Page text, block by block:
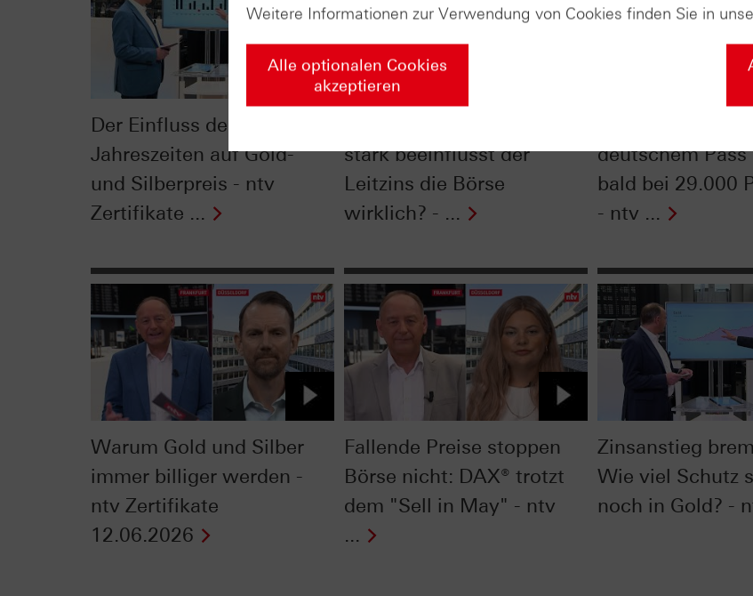
Der Einfluss der
Jahreszeiten auf Gold-
und Silberpreis - ntv
Zertifikate ...
stark beeinflusst der
Leitzins die Börse
wirklich? - ...
deutschem
bald bei 29.000
- ntv ...
Warum Gold und Silber
immer billiger werden -
ntv Zertifikate
12.06.2026
Fallende Preise stoppen
Börse nicht: DAX® trotzt
dem "Sell in May" - ntv
...
Zinsanstieg
Wie viel Schutz
noch in Gold? -
Weitere Informationen zur Verwendung von Cookies finden Sie in
Alle optionalen Cookies
akzeptieren